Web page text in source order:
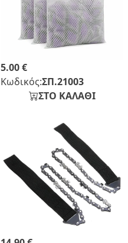
5.00 €
Κωδικός:ΣΠ.21003
ΣΤΟ ΚΑΛΑΘΙ